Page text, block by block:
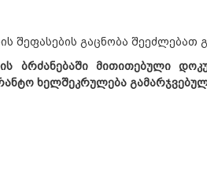
შეფასების გაცნობა შეეძლებათ
ბრძანებაში მითითებული
ხელშეკრულება